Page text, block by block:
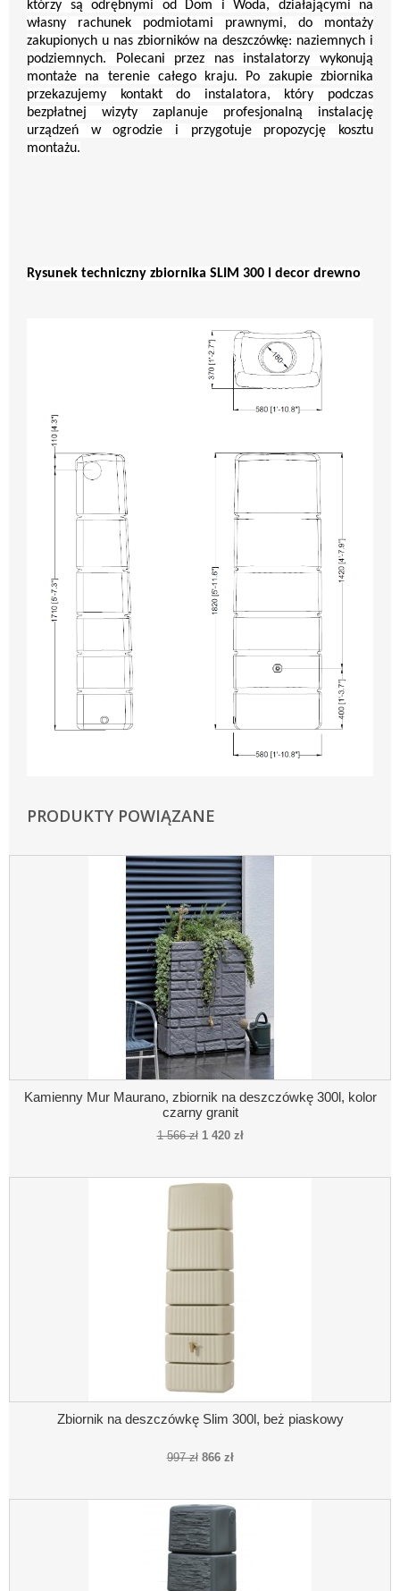
którzy są odrębnymi od Dom i Woda, działającymi na
własny rachunek podmiotami prawnymi, do montaży
zakupionych u nas zbiorników na deszczówkę: naziemnych i
podziemnych. Polecani przez nas instalatorzy wykonują
montaże na terenie całego kraju. Po zakupie zbiornika
przekazujemy kontakt do instalatora, który podczas
bezpłatnej wizyty zaplanuje profesjonalną instalację
urządzeń w ogrodzie i przygotuje propozycję kosztu
montażu.
Rysunek techniczny zbiornika SLIM 300 l decor drewno
PRODUKTY POWIĄZANE
Kamienny Mur Maurano, zbiornik na deszczówkę 300l, kolor
czarny granit
1 566 zł 1 420 zł
Zbiornik na deszczówkę Slim 300l, beż piaskowy
997 zł 866 zł